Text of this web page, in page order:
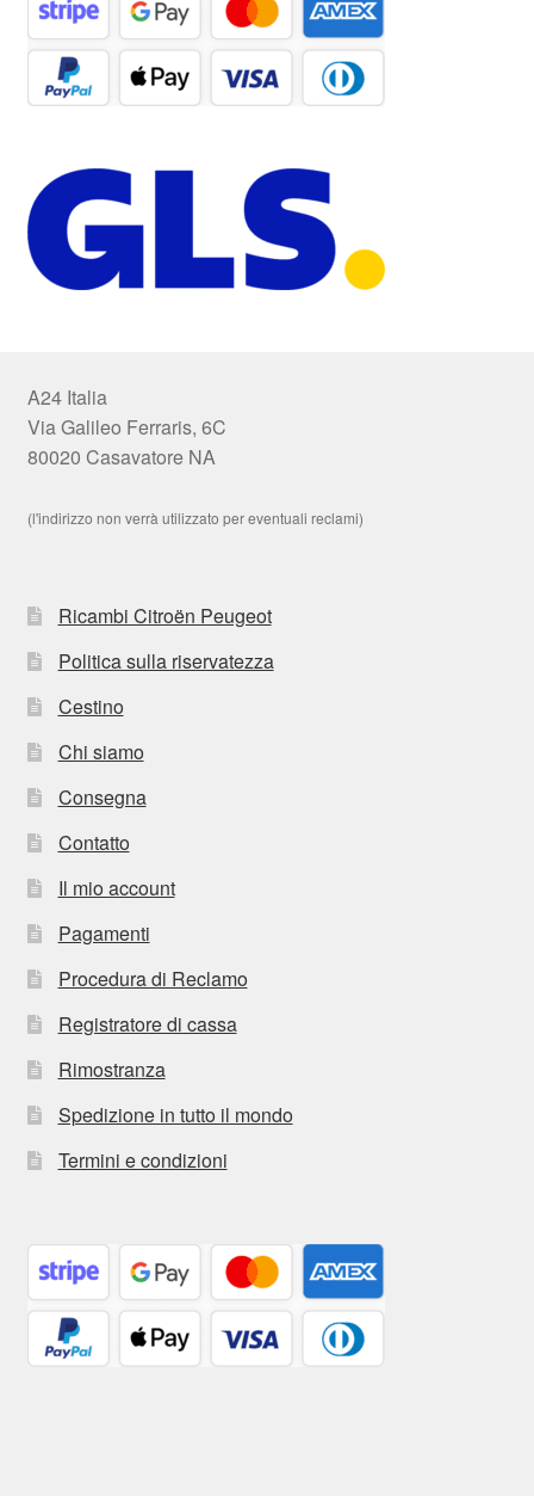
A24 Italia
Via Galileo Ferraris, 6C
80020 Casavatore NA
(l'indirizzo non verrà utilizzato per eventuali reclami)
Ricambi Citroën Peugeot
Politica sulla riservatezza
Cestino
Chi siamo
Consegna
Contatto
Il mio account
Pagamenti
Procedura di Reclamo
Registratore di cassa
Rimostranza
Spedizione in tutto il mondo
Termini e condizioni